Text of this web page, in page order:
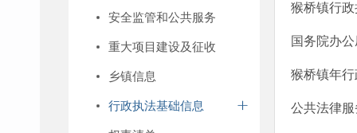
安全监管和公共服务
重大项目建设及征收
乡镇信息
行政执法基础信息
猴桥镇行
国务院办
猴桥镇年
公共法律